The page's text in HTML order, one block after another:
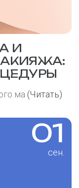
И
ма (Читать)
01
сен.